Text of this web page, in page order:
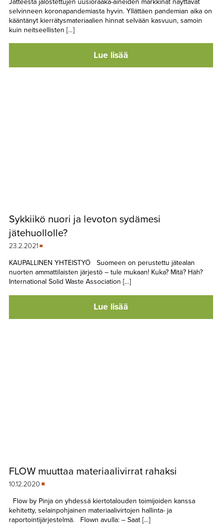
selvinneen koronapandemiasta hyvin. Yllättäen pandemian aika on
kääntänyt kierrätysmateriaalien hinnat selvään kasvuun, samoin
kuin neitseellisten […]
Lue lisää
Sykkiikö nuori ja levoton sydämesi
jätehuollolle?
23.2.2021
KAUPALLINEN YHTEISTYÖ Suomeen on perustettu jätealan
nuorten ammattilaisten järjestö – tule mukaan! Kuka? Mitä? Häh?
International Solid Waste Association […]
Lue lisää
FLOW muuttaa materiaalivirrat rahaksi
10.12.2020
Flow by Pinja on yhdessä kiertotalouden toimijoiden kanssa
kehitetty, selainpohjainen materiaalivirtojen hallinta- ja
raportointijärjestelmä. Flown avulla: – Saat […]